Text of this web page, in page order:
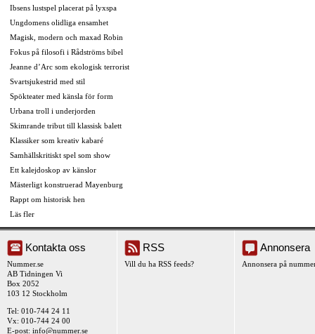
Ibsens lustspel placerat på lyxspa
Ungdomens olidliga ensamhet
Magisk, modern och maxad Robin
Fokus på filosofi i Rådströms bibel
Jeanne d’Arc som ekologisk terrorist
Svartsjukestrid med stil
Spökteater med känsla för form
Urbana troll i underjorden
Skimrande tribut till klassisk balett
Klassiker som kreativ kabaré
Samhällskritiskt spel som show
Ett kalejdoskop av känslor
Mästerligt konstruerad Mayenburg
Rappt om historisk hen
Läs fler
Kontakta oss
Nummer.se
AB Tidningen Vi
Box 2052
103 12 Stockholm
Tel: 010-744 24 11
Vx: 010-744 24 00
E-post: info@nummer.se
RSS
Vill du ha RSS feeds?
Annonsera
Annonsera på